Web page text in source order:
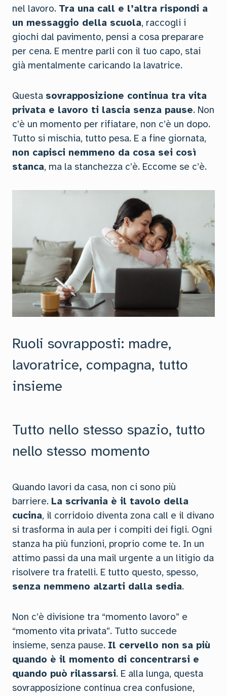
nel lavoro. Tra una call e l’altra rispondi a
un messaggio della scuola, raccogli i
giochi dal pavimento, pensi a cosa preparare
per cena. E mentre parli con il tuo capo, stai
già mentalmente caricando la lavatrice.
Questa sovrapposizione continua tra vita
privata e lavoro ti lascia senza pause. Non
c’è un momento per rifiatare, non c’è un dopo.
Tutto si mischia, tutto pesa. E a fine giornata,
non capisci nemmeno da cosa sei così
stanca, ma la stanchezza c’è. Eccome se c’è.
Ruoli sovrapposti: madre,
lavoratrice, compagna, tutto
insieme
Tutto nello stesso spazio, tutto
nello stesso momento
Quando lavori da casa, non ci sono più
barriere. La scrivania è il tavolo della
cucina, il corridoio diventa zona call e il divano
si trasforma in aula per i compiti dei figli. Ogni
stanza ha più funzioni, proprio come te. In un
attimo passi da una mail urgente a un litigio da
risolvere tra fratelli. E tutto questo, spesso,
senza nemmeno alzarti dalla sedia.
Non c’è divisione tra “momento lavoro” e
“momento vita privata”. Tutto succede
insieme, senza pause. Il cervello non sa più
quando è il momento di concentrarsi e
quando può rilassarsi. E alla lunga, questa
sovrapposizione continua crea confusione,